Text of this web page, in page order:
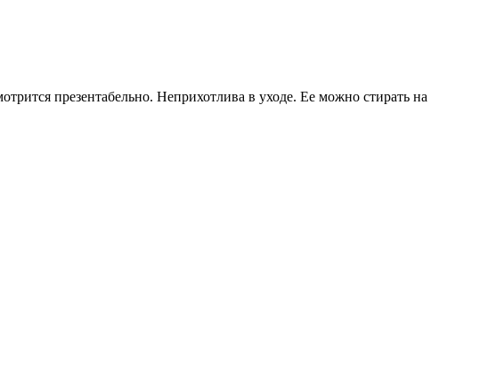
презентабельно. Неприхотлива в уходе. Ее можно стирать на